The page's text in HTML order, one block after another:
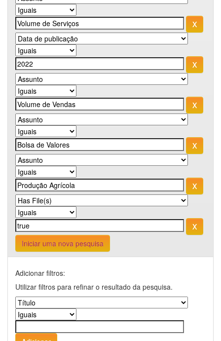
Iniciar uma nova pesquisa
Adicionar filtros:
Utilizar filtros para refinar o resultado da pesquisa.